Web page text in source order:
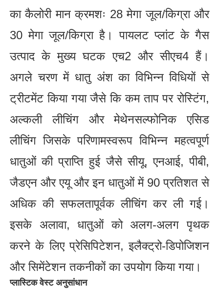
का कैलोरी मान क्रमशः 28 मेगा जूल/किग्रा और
30 मेगा जूल/किग्रा है। पायलट प्लांट के गैस
उत्पाद के मुख्य घटक एच2 और सीएच4 हैं।
अगले चरण में धातु अंश का विभिन्न विधियों से
ट्रीटमेंट किया गया जैसे कि कम ताप पर रोस्टिंग,
अल्कली लीचिंग और मेथेनसल्फोनिक एसिड
लीचिंग जिसके परिणामस्वरूप विभिन्न महत्वपूर्ण
धातुओं की प्राप्ति हुई जैसे सीयू, एनआई, पीबी,
जैडएन और एयू और इन धातुओं में 90 प्रतिशत से
अधिक की सफलतापूर्वक लीचिंग कर ली गई।
इसके अलावा, धातुओं को अलग-अलग पृथक
करने के लिए प्रेसिपिटेशन, इलैक्ट्रो-डिपोजिशन
और सिमेंटेशन तकनीकों का उपयोग किया गया।
प्लास्टिक वेस्ट अनुसांधान